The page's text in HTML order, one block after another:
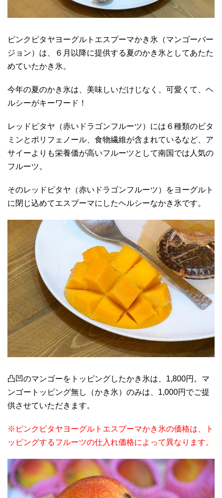
ピンクピタヤヨーグルトエスプーマかき氷（マンゴーバー
ジョン）は、６月以降に提供する夏のかき氷としてあたた
めていたかき氷。
今年の夏のかき氷は、美味しいだけじなく、可愛くて、ヘ
ルシーがキーワード！
レッドピタヤ（赤いドラゴンフルーツ）には６種類のビタ
ミンとポリフェノール、食物繊維が含まれているなど、ア
サイーよりも栄養価が高いフルーツとして南国では人気の
フルーツ。
そのレッドピタヤ（赤いドラゴンフルーツ）をヨーグルト
に閉じ込めてエスプーマにしたヘルシーなかき氷です。
凸凹のマンゴーをトッピングしたかき氷は、1,800円。マ
ンゴートッピング無し（かき氷）のみは、1,000円でご提
供させていただきます。
※ピンクピタヤヨーグルトエスプーマかき氷の価格は、ト
ッピングするフルーツの仕入れ価格によって異なります。